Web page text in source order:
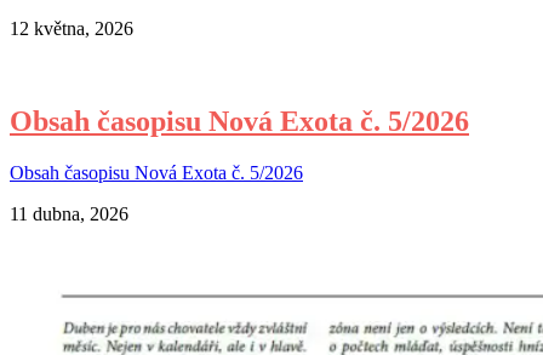
12 května, 2026
Obsah časopisu Nová Exota č. 5/2026
Obsah časopisu Nová Exota č. 5/2026
11 dubna, 2026